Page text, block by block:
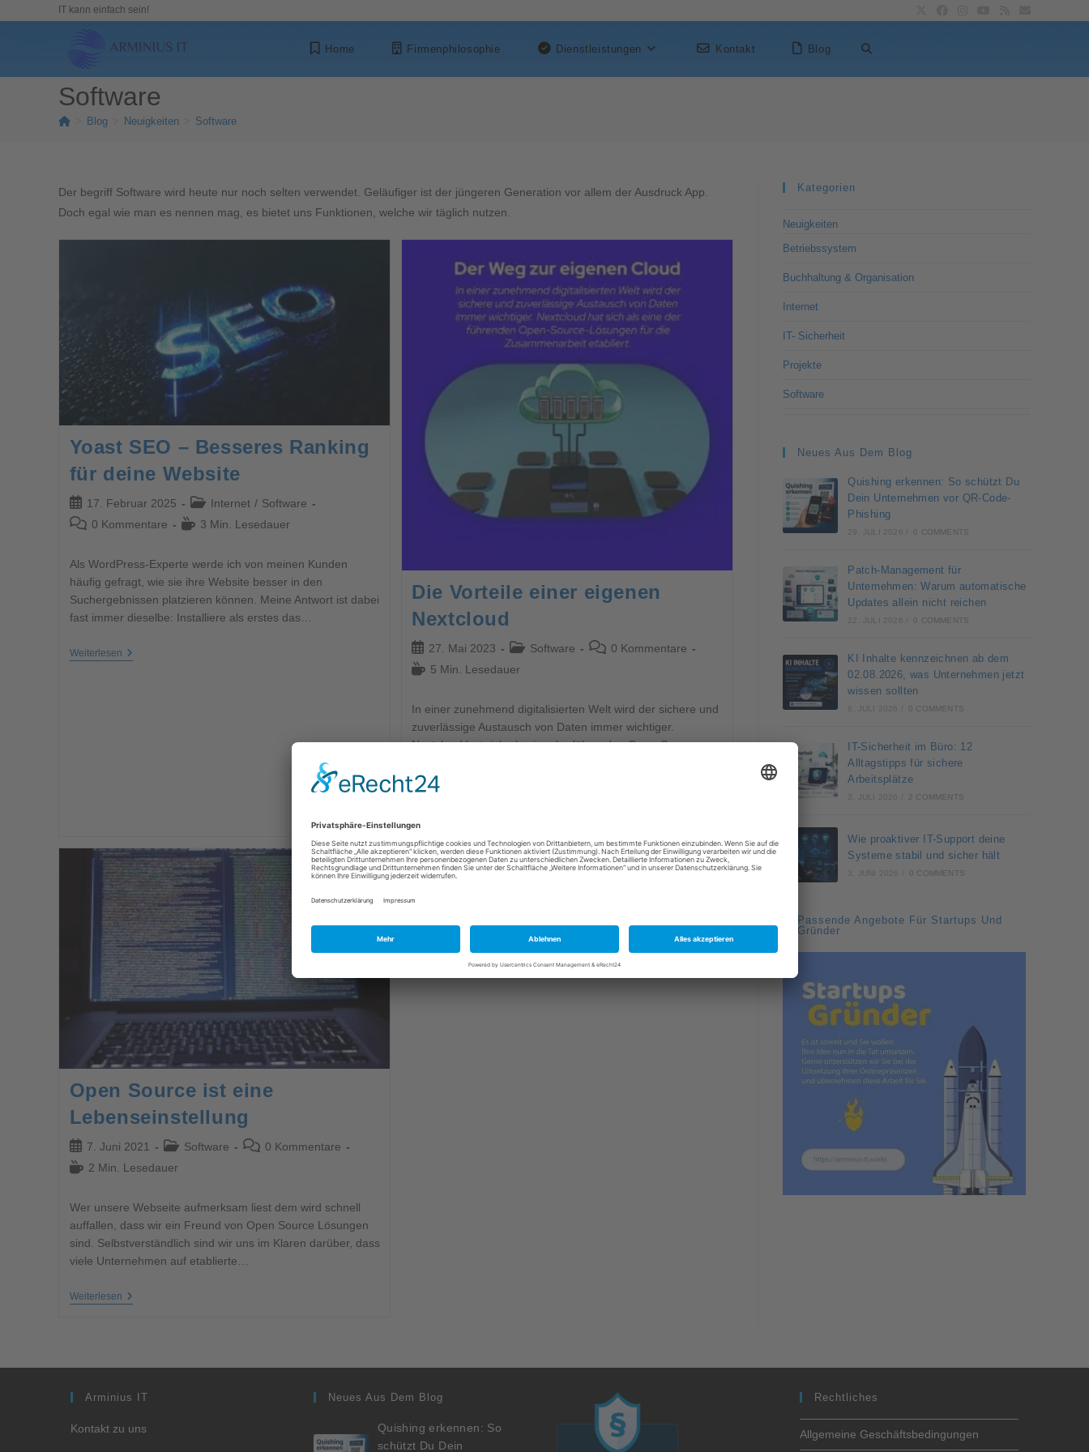
IT kann einfach sein!
Home Firmenphilosophie Dienstleistungen Kontakt Blog
Software
Blog Neuigkeiten Software
Der begriff Software wird heute nur noch selten verwendet. Geläufiger ist der jüngeren Generation vor allem der Ausdruck App.
Doch egal wie man es nennen mag, es bietet uns Funktionen, welche wir täglich nutzen.
Yoast SEO – Besseres Ranking
für deine Website
17. Februar 2025 Internet / Software
0 Kommentare
3 Min. Lesedauer
Als WordPress-Experte werde ich von meinen Kunden
häufig gefragt, wie sie ihre Website besser in den
Suchergebnissen platzieren können. Meine Antwort ist dabei
fast immer dieselbe: Installiere als erstes das…
Weiterlesen
Die Vorteile einer eigenen
Nextcloud
27. Mai 2023 Software
0 Kommentare
5 Min. Lesedauer
In einer zunehmend digitalisierten Welt wird der sichere und
zuverlässige Austausch von Daten immer wichtiger.
Nextcloud hat sich als eine der führenden Open-Source-
Anbieter von…
Open Source ist eine
Lebenseinstellung
7. Juni 2021 Software
0 Kommentare
2 Min. Lesedauer
Wer unsere Webseite aufmerksam liest dem wird schnell
auffallen, dass wir ein Freund von Open Source Lösungen
sind. Selbstverständlich sind wir uns im Klaren darüber, dass
viele Unternehmen auf etablierte…
Weiterlesen
Kategorien
Neuigkeiten
Betriebssystem
Buchhaltung & Organisation
Internet
IT- Sicherheit
Projekte
Software
Neues Aus Dem Blog
Quishing erkennen: So schützt Du
Dein Unternehmen vor QR-Code-
Phishing
29. JULI 2026 0 COMMENTS
Patch-Management für
Unternehmen: Warum automatische
Updates allein nicht reichen
22. JULI 2026 0 COMMENTS
KI Inhalte kennzeichnen ab dem
02.08.2026, was Unternehmen jetzt
wissen sollten
6. JULI 2026 0 COMMENTS
IT-Sicherheit im Büro: 12
Alltagstipps für sichere
Arbeitsplätze
3. JULI 2026 2 COMMENTS
Wie proaktiver IT-Support deine
Systeme stabil und sicher hält
3. JUNI 2026 0 COMMENTS
Passende Angebote Für Startups Und
Gründer
Arminius IT
Kontakt zu uns
Neues Aus Dem Blog
Quishing erkennen: So
schützt Du Dein
Rechtliches
Allgemeine Geschäftsbedingungen